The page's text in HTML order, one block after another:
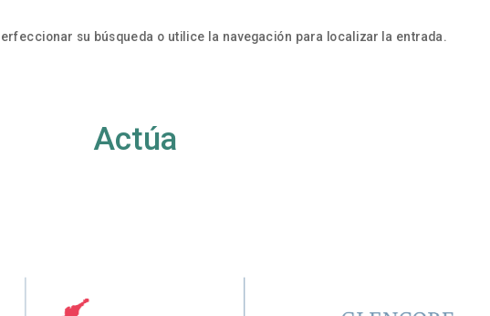
su búsqueda o utilice la navegación para localizar la entrada.
Actúa